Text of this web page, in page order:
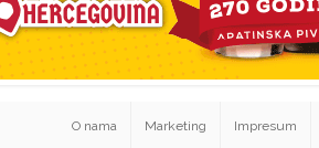
O nama Marketing Impresum